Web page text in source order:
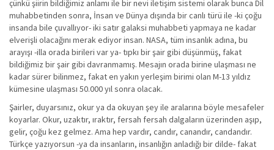
çünkü şiirin bildiğimiz anlamı ile bir nevi iletişim sistemi olarak bunca Dil
muhabbetinden sonra, İnsan ve Dünya dışında bir canlı türü ile -ki çoğu
insanda bile çuvallıyor- iki satır galaksi muhabbeti yapmaya ne kadar
elverişli olacağını merak ediyor insan. NASA, tüm insanlık adına, bu
arayışı -illa orada birileri var ya- tıpkı bir şair gibi düşünmüş, fakat
bildiğimiz bir şair gibi davranmamış. Mesajın orada birine ulaşması ne
kadar sürer bilinmez, fakat en yakın yerleşim birimi olan M-13 yıldız
kümesine ulaşması 50.000 yıl sonra olacak.
Şairler, duyarsınız, okur ya da okuyan şey ile aralarına böyle mesafeler
koyarlar. Okur, uzaktır, ıraktır, fersah fersah dalgaların üzerinden aşıp,
gelir, çoğu kez gelmez. Ama hep vardır, candır, canandır, candandır.
Türkçe yazıyorsun -ya da insanların, insanlığın anladığı bir dilde- fakat